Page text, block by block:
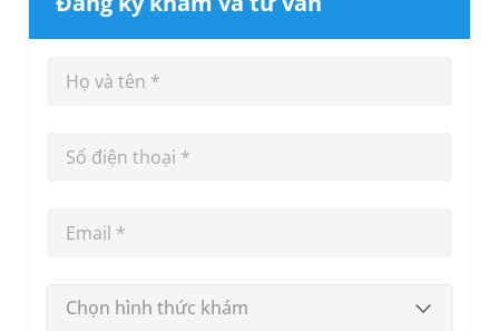
Chọn hình thức khám